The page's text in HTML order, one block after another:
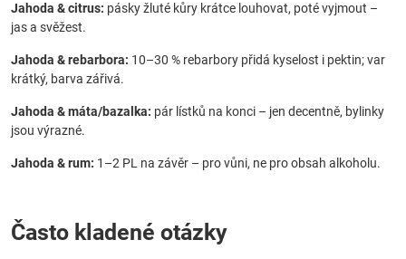
Jahoda & citrus: pásky žluté kůry krátce louhovat, poté vyjmout –
jas a svěžest.
Jahoda & rebarbora: 10–30 % rebarbory přidá kyselost i pektin; var
krátký, barva zářivá.
Jahoda & máta/bazalka: pár lístků na konci – jen decentně, bylinky
jsou výrazné.
Jahoda & rum: 1–2 PL na závěr – pro vůni, ne pro obsah alkoholu.
Často kladené otázky